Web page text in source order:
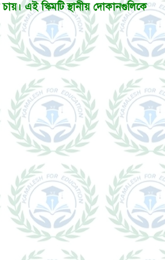
এই স্কিমটি স্থানীয় দোকানগুলিকে